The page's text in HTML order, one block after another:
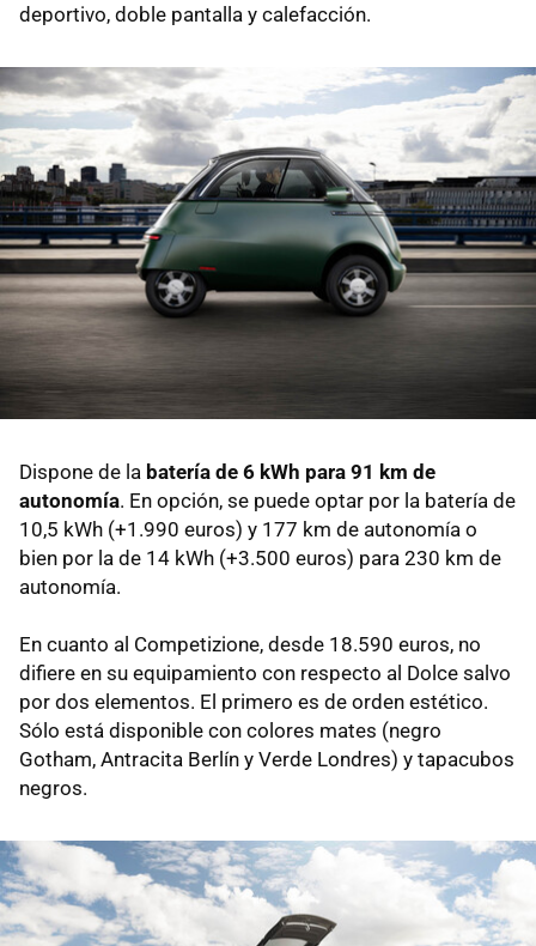
deportivo, doble pantalla y calefacción.
Dispone de la batería de 6 kWh para 91 km de
autonomía. En opción, se puede optar por la batería de
10,5 kWh (+1.990 euros) y 177 km de autonomía o
bien por la de 14 kWh (+3.500 euros) para 230 km de
autonomía.
En cuanto al Competizione, desde 18.590 euros, no
difiere en su equipamiento con respecto al Dolce salvo
por dos elementos. El primero es de orden estético.
Sólo está disponible con colores mates (negro
Gotham, Antracita Berlín y Verde Londres) y tapacubos
negros.